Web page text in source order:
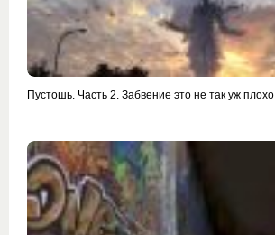
Пустошь. Часть 2. Забвение это не так уж плохо